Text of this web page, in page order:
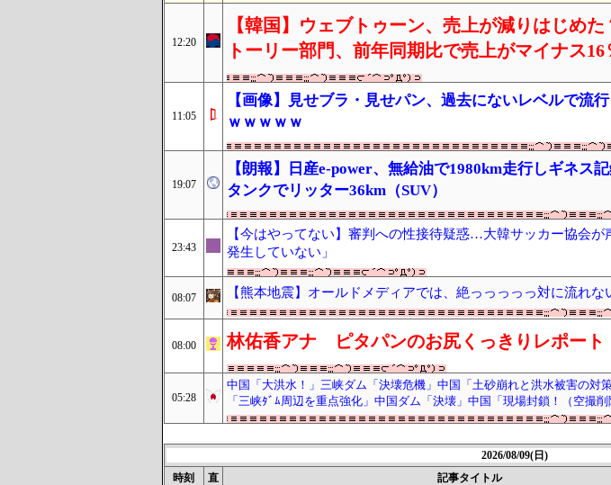
12:20
【韓国】ウェブトゥーン、売上が減りはじめ
トーリー部門、前年同期比で売上がマイナス16
11:05
【画像】見せブラ・見せパン、過去にないレベルで流
ｗｗｗｗｗ
19:07
【朗報】日産e-power、無給油で1980km走行しギネス
タンクでリッター36km（SUV）
23:43
【今はやってない】審判への性接待疑惑…大韓サッカー協会が
発生していない」
08:07 【熊本地震】オールドメディアでは、絶っっっっっ対に流れな
08:00 林佑香アナ ピタパンのお尻くっきりレポート
05:28
中国「大洪水！」三峡ダム「決壊危機」中国「土砂崩れと洪水被害の対
「三峡ﾀﾞﾑ周辺を重点強化」中国ダム「決壊」中国「現場封鎖！（空撮
2026/08/09(日)
時刻
直 記事タイトル